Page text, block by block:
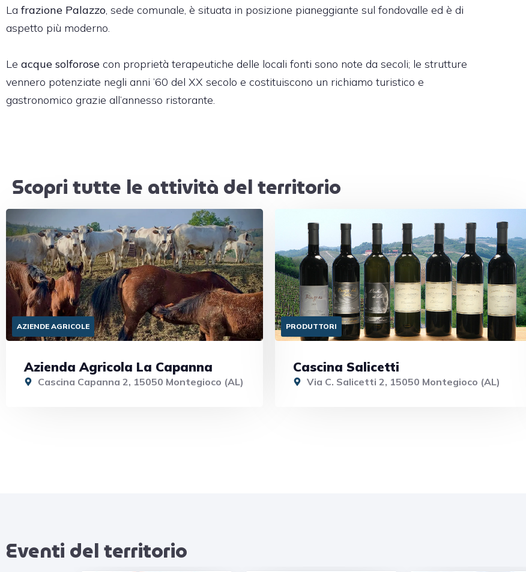
La frazione Palazzo, sede comunale, è situata in posizione pianeggiante sul fondovalle ed è di
aspetto più moderno.
Le acque solforose con proprietà terapeutiche delle locali fonti sono note da secoli; le strutture
vennero potenziate negli anni ’60 del XX secolo e costituiscono un richiamo turistico e
gastronomico grazie all’annesso ristorante.
Scopri tutte le attività del territorio
AZIENDE AGRICOLE
Azienda Agricola La Capanna
Cascina Capanna 2, 15050 Montegioco (AL)
PRODUTTORI
Cascina Salicetti
Via C. Salicetti 2, 15050 Montegioco (AL)
Eventi del territorio​